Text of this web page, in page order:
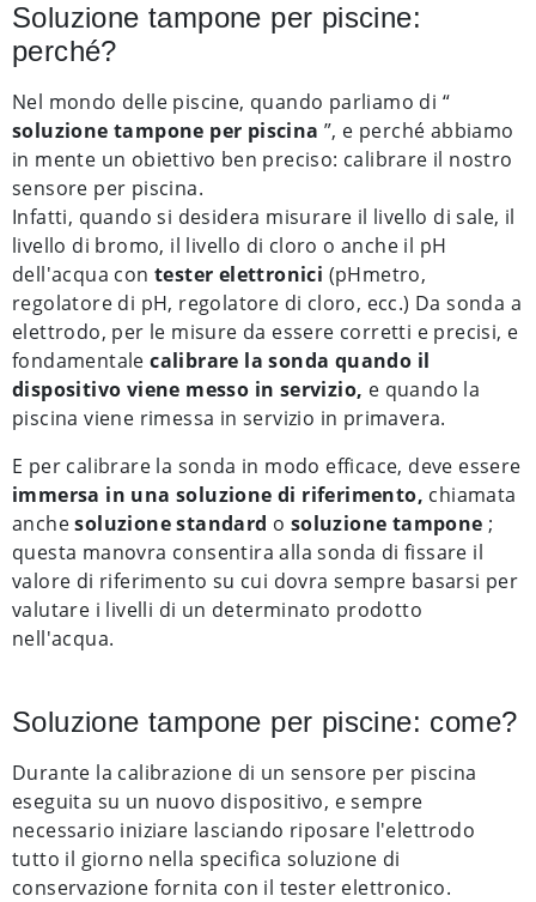
Soluzione tampone per piscine:
perché?
Nel mondo delle piscine, quando parliamo di “
soluzione tampone per piscina ”, e perché abbiamo
in mente un obiettivo ben preciso: calibrare il nostro
sensore per piscina.
Infatti, quando si desidera misurare il livello di sale, il
livello di bromo, il livello di cloro o anche il pH
dell'acqua contester elettronici (pHmetro,
regolatore di pH, regolatore di cloro, ecc.) Da sonda a
elettrodo, per le misure da essere corretti e precisi, e
fondamentalecalibrare la sonda quando il
dispositivo viene messo in servizio, e quando la
piscina viene rimessa in servizio in primavera.
E per calibrare la sonda in modo efficace, deve essere
immersa in una soluzione di riferimento, chiamata
anchesoluzione standard o soluzione tampone ;
questa manovra consentira alla sonda di fissare il
valore di riferimento su cui dovra sempre basarsi per
valutare i livelli di un determinato prodotto
nell'acqua.
Soluzione tampone per piscine: come?
Durante la calibrazione di un sensore per piscina
eseguita su un nuovo dispositivo, e sempre
necessario iniziare lasciando riposare l'elettrodo
tutto il giorno nella specifica soluzione di
conservazione fornita con il tester elettronico.